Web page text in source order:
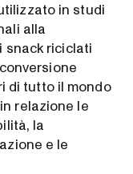
in studi
alla
snack riciclati
di tutto il mondo
relazione le
la
e le